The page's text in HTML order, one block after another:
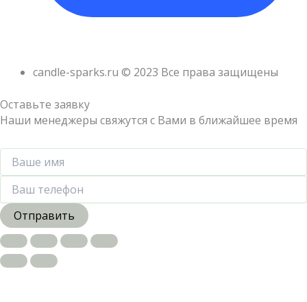
candle-sparks.ru © 2023 Все права защищены
Оставьте заявку
Наши менеджеры свяжутся с Вами в ближайшее время
Отправить